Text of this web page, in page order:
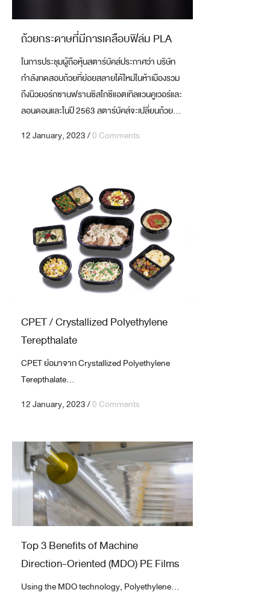
ถ้วยกระดาษที่มีการเคลือบฟิล์ม PLA
ในการประชุมผู้ถือหุ้นสตาร์บัคส์ประกาศว่า บริษัท
กำลังทดสอบถ้วยที่ย่อยสลายได้ใหม่ในห้าเมืองรวม
ถึงนิวยอร์กซานฟรานซิสโกซีแอตเทิลแวนคูเวอร์และ
ลอนดอนและในปี 2563 สตาร์บัคส์จะเปลี่ยนถ้วย...
12 January, 2023/0 Comments
CPET / Crystallized Polyethylene
Terepthalate
CPET ย่อมาจาก Crystallized Polyethylene
Terepthalate...
12 January, 2023/0 Comments
Top 3 Benefits of Machine
Direction-Oriented (MDO) PE Films
Using the MDO technology, Polyethylene...